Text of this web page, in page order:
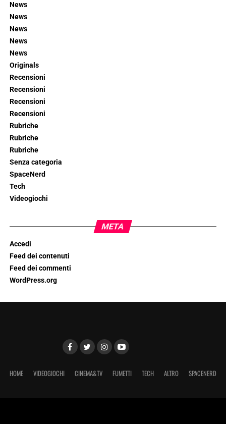
News
News
News
News
News
Originals
Recensioni
Recensioni
Recensioni
Recensioni
Rubriche
Rubriche
Rubriche
Senza categoria
SpaceNerd
Tech
Videogiochi
META
Accedi
Feed dei contenuti
Feed dei commenti
WordPress.org
HOME VIDEOGIOCHI CINEMA&TV FUMETTI TECH ALTRO SPACENERD